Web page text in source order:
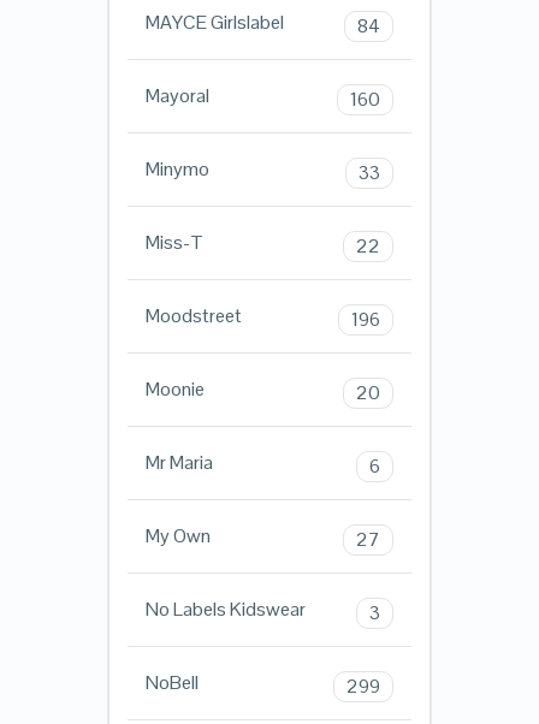
MAYCE Girlslabel 84
Mayoral 160
Minymo 33
Miss-T 22
Moodstreet 196
Moonie 20
Mr Maria 6
My Own 27
No Labels Kidswear 3
NoBell 299